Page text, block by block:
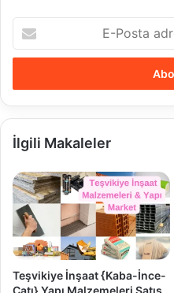
E-
Posta
adresinizi
İlgili Makaleler
Teşvikiye İnşaat {Kaba-İnce-